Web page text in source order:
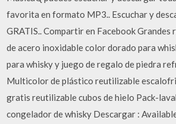
favorita en formato MP3.. Escuchar y
GRATIS.. Compartir en Facebook Grandes
de acero inoxidable color dorado para
para whisky y juego de regalo de piedra
Multicolor de plástico reutilizable
gratis reutilizable cubos de hielo Pack-
congelador de whisky Descargar :